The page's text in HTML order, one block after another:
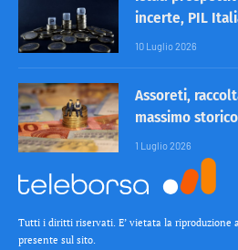
incerte, PIL
10 Luglio 2026
Assoreti,
massimo
1 Luglio 2026
Tutti i diritti riservati. E’ vietata la riproduzione
presente sul sito.